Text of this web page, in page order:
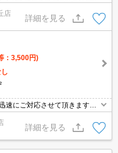
店
詳細を見る
：3,500円)
速にご対応させて頂きます～
詳細を見る